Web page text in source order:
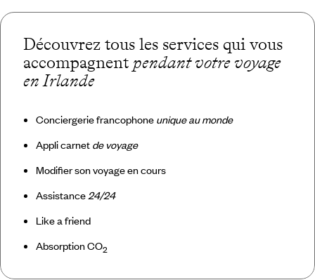
Découvrez tous les services qui vous
accompagnent pendant votre voyage
en Irlande
Conciergerie francophone unique au monde
Appli carnet de voyage
Modifier son voyage en cours
Assistance24/24
Like a friend
Absorption CO2